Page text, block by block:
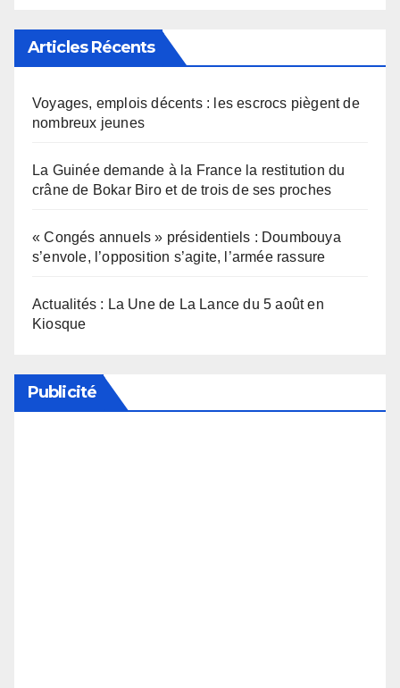
Articles Récents
Voyages, emplois décents : les escrocs piègent de
nombreux jeunes
La Guinée demande à la France la restitution du
crâne de Bokar Biro et de trois de ses proches
« Congés annuels » présidentiels : Doumbouya
s’envole, l’opposition s’agite, l’armée rassure
Actualités : La Une de La Lance du 5 août en
Kiosque
Publicité